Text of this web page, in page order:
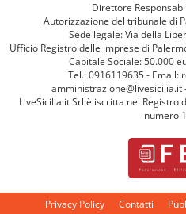
Direttore
Autorizzazione del tribunale di
Sede legale: Via della
Ufficio Registro delle imprese di
Capitale Sociale: 50.000
Tel.: 0916119635 - Email:
LiveSicilia.it Srl è iscritta nel
numero
Privacy Policy Contatti